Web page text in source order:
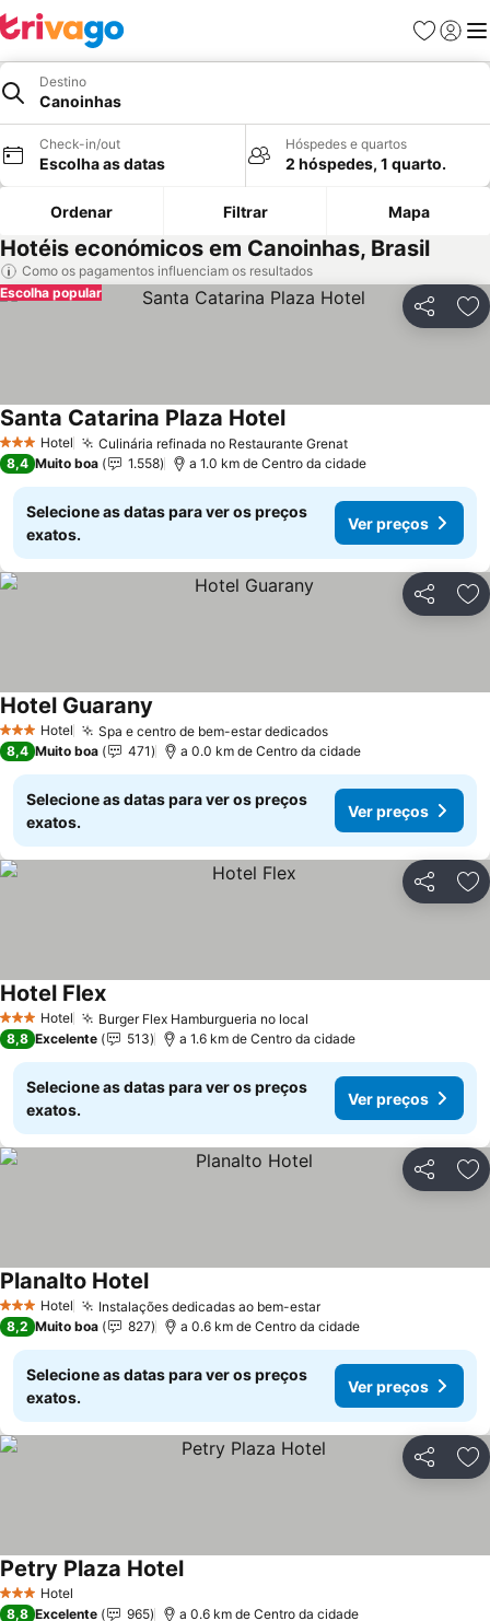
Favoritos
Iniciar
Destino
Canoinhas
Check-in/out
Escolha as datas
Hóspedes e quartos
2 hóspedes, 1 quarto.
Ordenar Filtrar Mapa
Hotéis económicos em Canoinhas, Brasil
Como os pagamentos influenciam os resultados
Partilhar
Escolha popular
3 EstrelasHotel Culinária refinada no Restaurante GrenatVer preços
Santa Catarina Plaza HotelVer preços
8,4 Muito boa 1.558 a 1.0 km de Centro da cidade
Selecione as datas para ver os preços
exatos.
Ver preços
Partilhar
3 EstrelasHotel Spa e centro de bem-estar dedicadosVer preços
Hotel Guarany
8,4 Muito boa 471 a 0.0 km de Centro da cidade
Selecione as datas para ver os preços
exatos.
Ver preços
Partilhar
3 EstrelasHotel Burger Flex Hamburgueria no local
Hotel FlexVer preços
8,8 Excelente 513 a 1.6 km de Centro da cidade
Selecione as datas para ver os preços
exatos.
Ver preços
Partilhar
3 EstrelasHotel Instalações dedicadas ao bem-estarVer preços
Planalto HotelVer preços
8,2 Muito boa 827 a 0.6 km de Centro da cidade
Selecione as datas para ver os preços
exatos.
Ver preços
Partilhar
3 EstrelasHotel
Petry Plaza HotelVer preços
8,8 Excelente 965 a 0.6 km de Centro da cidade